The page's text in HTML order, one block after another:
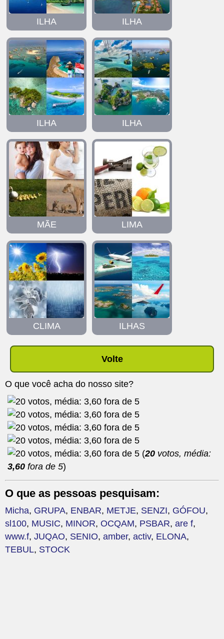
ILHA ILHA
ILHA ILHA
MÃE LIMA
CLIMA ILHAS
Volte
O que você acha do nosso site?
(20 votos, média:
3,60 fora de 5)
O que as pessoas pesquisam:
Micha, GRUPA, ENBAR, METJE, SENZI, GÓFOU,
sl100, MUSIC, MINOR, OCQAM, PSBAR, are f,
www.f, JUQAO, SENIO, amber, activ, ELONA,
TEBUL, STOCK